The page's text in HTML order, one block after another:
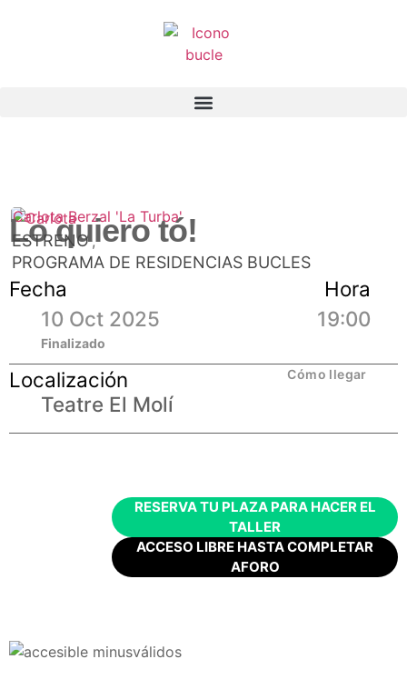
Carlota Berzal 'La Turba'
Lo quiero tó!
ESTRENO,
PROGRAMA DE RESIDENCIAS BUCLES
Fecha
10 Oct 2025
Finalizado
Hora
19:00
Localización
Teatre El Molí
Cómo llegar
RESERVA TU PLAZA PARA HACER EL
TALLER
ACCESO LIBRE HASTA COMPLETAR
AFORO